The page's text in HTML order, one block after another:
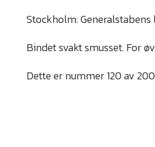
Stockholm:
Bindet svakt smusset. For
Dette er nummer 120 av